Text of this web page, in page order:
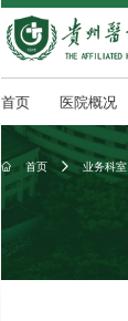
首页 医院概况
 首页  业务科室